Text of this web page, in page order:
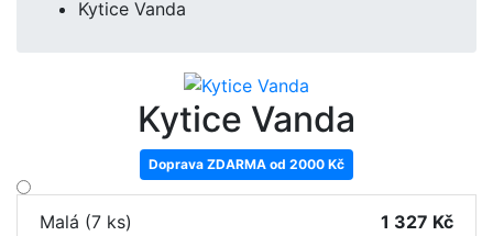
Kytice Vanda
Kytice Vanda
Doprava ZDARMA od 2000 Kč
Malá (7 ks) 1 327 Kč